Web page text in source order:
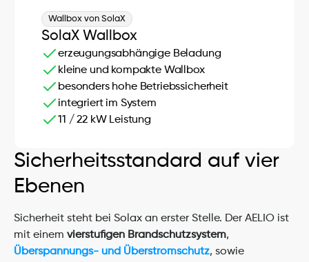
Wallbox von SolaX
SolaX Wallbox
erzeugungsabhängige Beladung
kleine und kompakte Wallbox
besonders hohe Betriebssicherheit
integriert im System
11 / 22 kW Leistung
Sicherheitsstandard auf vier
Ebenen
Sicherheit steht bei Solax an erster Stelle. Der AELIO ist
mit einem vierstufigen Brandschutzsystem
Überspannungs- und Überstromschutz